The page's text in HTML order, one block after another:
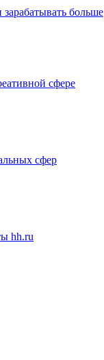
больше
сфере
сфер
hh.ru